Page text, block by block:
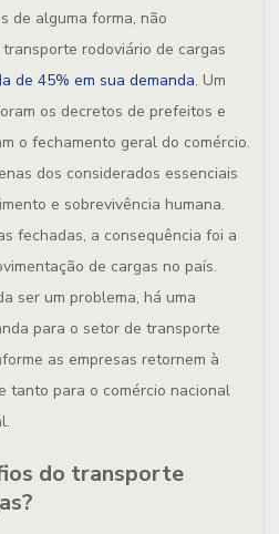
de alguma forma, não
rodoviário de cargas
de 45% em sua demanda. Um
os decretos de prefeitos e
o fechamento geral do comércio.
dos considerados essenciais
e sobrevivência humana.
fechadas, a consequência foi a
de cargas no país.
ser um problema, há uma
para o setor de transporte
as empresas retornem à
tanto para o comércio nacional
do transporte